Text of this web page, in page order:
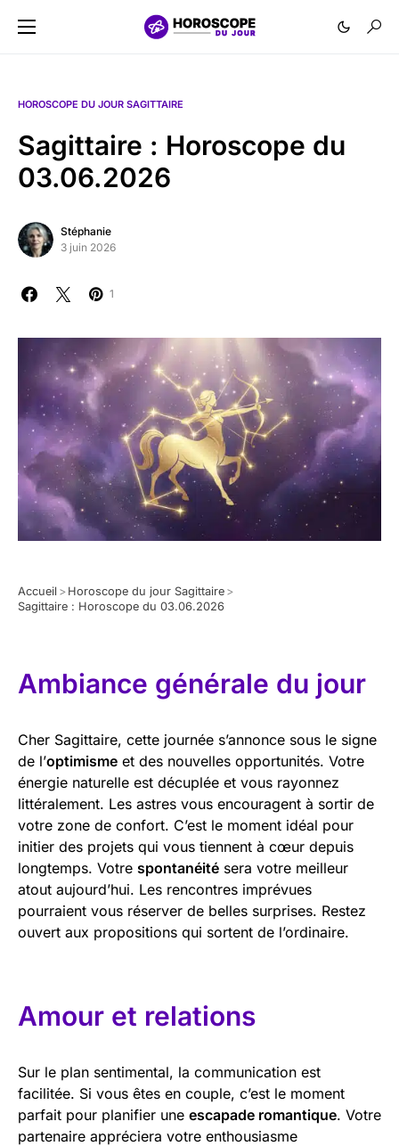
HOROSCOPE DU JOUR SAGITTAIRE
Sagittaire : Horoscope du
03.06.2026
Stéphanie
3 juin 2026
1
Accueil > Horoscope du jour Sagittaire >
Sagittaire : Horoscope du 03.06.2026
Ambiance générale du jour
Cher Sagittaire, cette journée s’annonce sous le signe
de l’optimisme et des nouvelles opportunités. Votre
énergie naturelle est décuplée et vous rayonnez
littéralement. Les astres vous encouragent à sortir de
votre zone de confort. C’est le moment idéal pour
initier des projets qui vous tiennent à cœur depuis
longtemps. Votre spontanéité sera votre meilleur
atout aujourd’hui. Les rencontres imprévues
pourraient vous réserver de belles surprises. Restez
ouvert aux propositions qui sortent de l’ordinaire.
Amour et relations
Sur le plan sentimental, la communication est
facilitée. Si vous êtes en couple, c’est le moment
parfait pour planifier une escapade romantique. Votre
partenaire appréciera votre enthousiasme